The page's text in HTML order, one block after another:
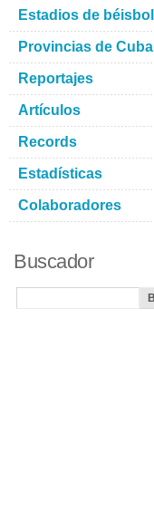
Estadios de béisbol
Provincias de Cuba
Reportajes
Artículos
Records
Estadísticas
Colaboradores
Buscador